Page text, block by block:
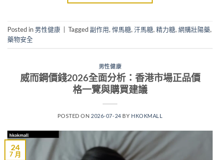
Posted in 男性健康 Tagged副作用,悍馬糖,汗馬糖,精力糖,網購壯陽藥,
藥物安全
男性健康
威而鋼價錢2026全面分析：香港市場正品價
格一覽與購買建議
POSTED ON 2026-07-24 BY HKOKMALL
24
7 月